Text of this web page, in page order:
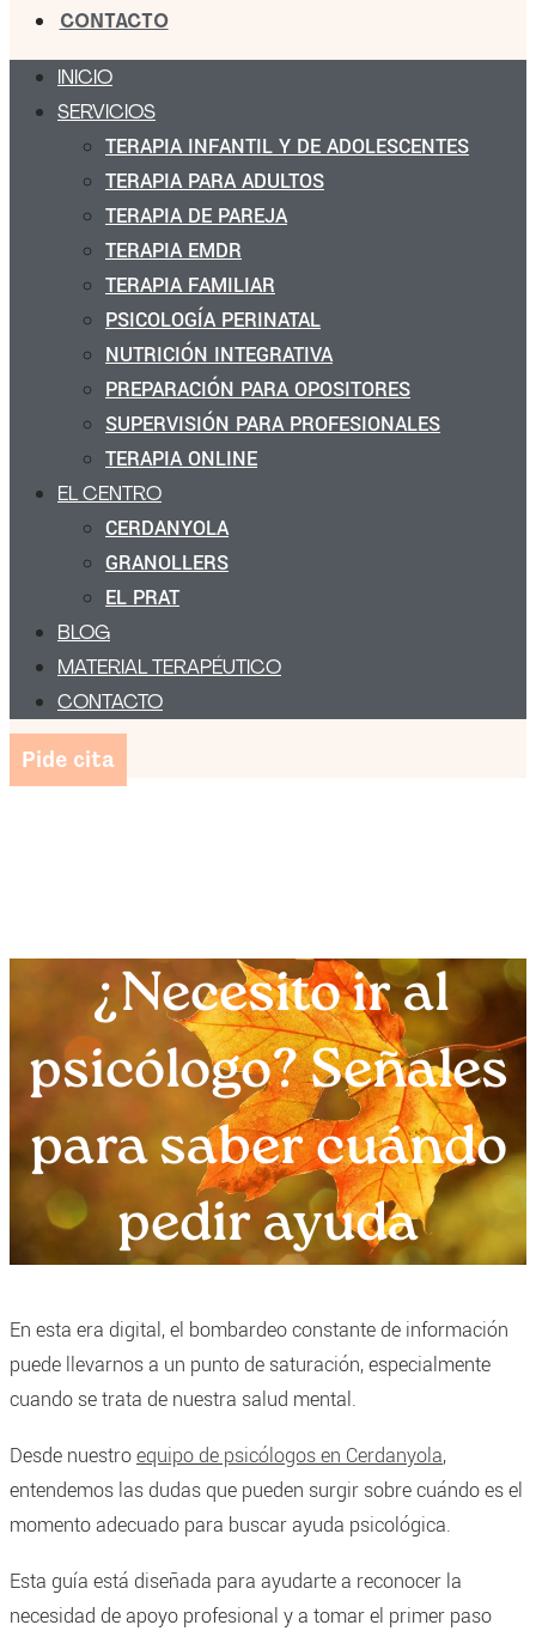
CONTACTO
INICIO
SERVICIOS
TERAPIA INFANTIL Y DE ADOLESCENTES
TERAPIA PARA ADULTOS
TERAPIA DE PAREJA
TERAPIA EMDR
TERAPIA FAMILIAR
PSICOLOGÍA PERINATAL
NUTRICIÓN INTEGRATIVA
PREPARACIÓN PARA OPOSITORES
SUPERVISIÓN PARA PROFESIONALES
TERAPIA ONLINE
EL CENTRO
CERDANYOLA
GRANOLLERS
EL PRAT
BLOG
MATERIAL TERAPÉUTICO
CONTACTO
Pide cita
¿Necesito ir al
psicólogo? Señales
para saber cuándo
pedir ayuda
En esta era digital, el bombardeo constante de información
puede llevarnos a un punto de saturación, especialmente
cuando se trata de nuestra salud mental.
Desde nuestroequipo de psicólogos en Cerdanyola,
entendemos las dudas que pueden surgir sobre cuándo es el
momento adecuado para buscar ayuda psicológica.
Esta guía está diseñada para ayudarte a reconocer la
necesidad de apoyo profesional y a tomar el primer paso